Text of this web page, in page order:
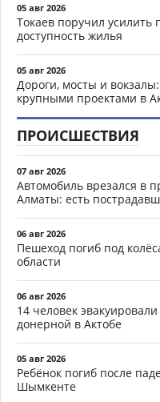
05 авг 2026
Токаев поручил
доступность жилья
05 авг 2026
Дороги, мосты и
крупными проектами в
ПРОИСШЕСТВИЯ
07 авг 2026
Автомобиль врезался в
Алматы: есть
06 авг 2026
Пешеход погиб под
области
06 авг 2026
14 человек
донерной в Актобе
05 авг 2026
Ребёнок погиб после
Шымкенте